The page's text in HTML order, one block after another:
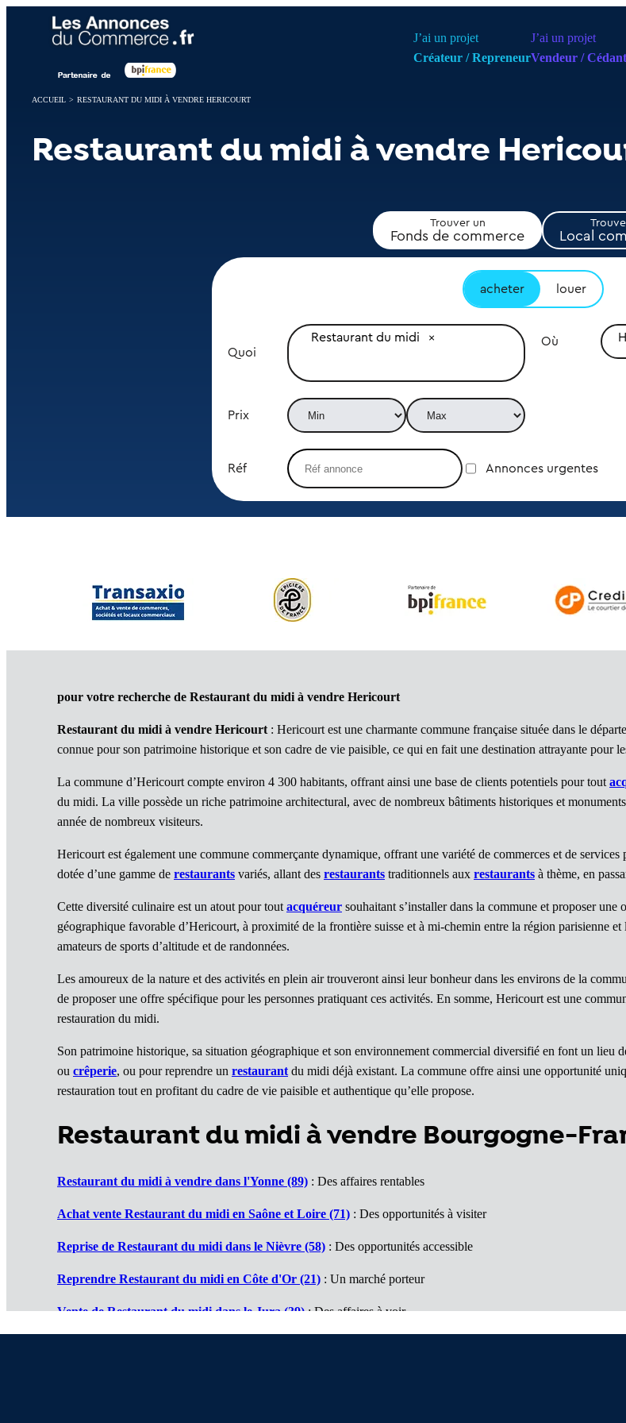
J’ai un projet
Créateur / Repreneur
J’ai un projet
Vendeur / Cédant
ACCUEIL > RESTAURANT DU MIDI À VENDRE HERICOURT
Restaurant du midi à vendre
Trouver un
Fonds de commerce Local
acheter louer
Quoi
Restaurant du midi Où
Prix
Réf Annonces urgentes
pour votre recherche de Restaurant du midi à vendre Hericourt
Restaurant du midi à vendre Hericourt : Hericourt est une charmante commune française située dans le
connue pour son patrimoine historique et son cadre de vie paisible, ce qui en fait une destination attrayante pour
La commune d’Hericourt compte environ 4 300 habitants, offrant ainsi une base de clients potentiels pour tout
du midi. La ville possède un riche patrimoine architectural, avec de nombreux bâtiments historiques et
année de nombreux visiteurs.
Hericourt est également une commune commerçante dynamique, offrant une variété de commerces et de
dotée d’une gamme de restaurants variés, allant des restaurants traditionnels aux restaurants à thème, en
Cette diversité culinaire est un atout pour tout acquéreur souhaitant s’installer dans la commune et proposer
géographique favorable d’Hericourt, à proximité de la frontière suisse et à mi-chemin entre la région parisienne
amateurs de sports d’altitude et de randonnées.
Les amoureux de la nature et des activités en plein air trouveront ainsi leur bonheur dans les environs de la
de proposer une offre spécifique pour les personnes pratiquant ces activités. En somme, Hericourt est une
restauration du midi.
Son patrimoine historique, sa situation géographique et son environnement commercial diversifié en font un lieu
ou crêperie, ou pour reprendre un restaurant du midi déjà existant. La commune offre ainsi une opportunité
restauration tout en profitant du cadre de vie paisible et authentique qu’elle propose.
Restaurant du midi à vendre Bourgogne-
Restaurant du midi à vendre dans l'Yonne (89) : Des affaires rentables
Achat vente Restaurant du midi en Saône et Loire (71) : Des opportunités à visiter
Reprise de Restaurant du midi dans le Nièvre (58) : Des opportunités accessible
Reprendre Restaurant du midi en Côte d'Or (21) : Un marché porteur
Vente de Restaurant du midi dans le Jura (39): Des affaires à voir
Panneau de gestion des cookies